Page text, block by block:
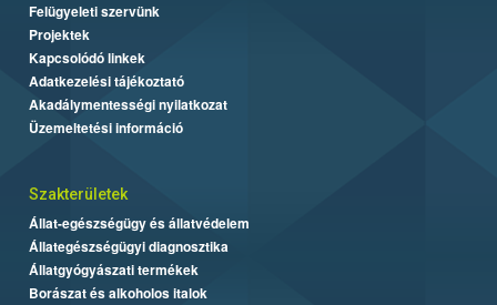
Felügyeleti szervünk
Projektek
Kapcsolódó linkek
Adatkezelési tájékoztató
Akadálymentességi nyilatkozat
Üzemeltetési információ
Szakterületek
Állat-egészségügy és állatvédelem
Állategészségügyi diagnosztika
Állatgyógyászati termékek
Borászat és alkoholos italok